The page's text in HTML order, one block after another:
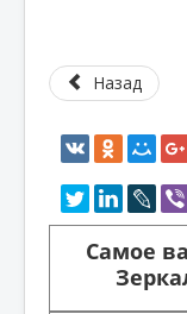
Назад
Самое